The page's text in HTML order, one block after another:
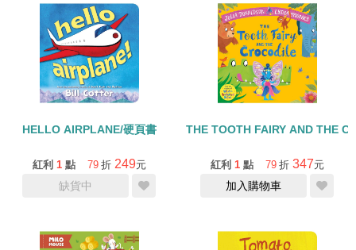
HELLO AIRPLANE/硬頁書
紅利 1 點 79 折 249元
缺貨中
THE TOOTH FAIRY AND THE
紅利 1 點 79 折 347元
加入購物車